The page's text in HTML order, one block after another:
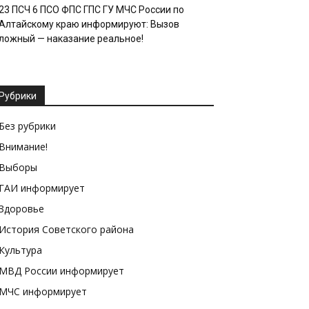
ПСЧ 6 ПСО ФПС ГПС ГУ МЧС России по
краю информируют: Вызов
— наказание реальное!
рубрики
информирует
Советского района
России информирует
информирует